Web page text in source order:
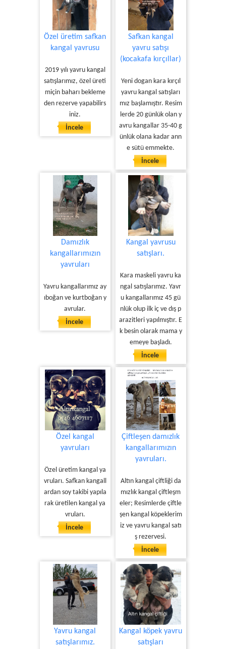
Özel üretim safkan
kangal yavrusu
2019 yılı yavru kangal
satışlarımız, özel üreti
miçin baharı bekleme
den rezerve yapabilirs
iniz.
İncele
Safkan kangal
yavru satışı
(kocakafa kırçıllar)
Yeni dogan kara kırçıl
yavru kangal satışları
mız başlamıştır. Resim
lerde 20 günlük olan y
avru kangallar 35-40 g
ünlük olana kadar ann
e sütü emmekte.
İncele
Damızlık
kangallarımızın
yavruları
Yavru kangallarımız ay
ıboğan ve kurtboğan y
avrular.
İncele
Kangal yavrusu
satışları.
Kara maskeli yavru ka
ngal satışlarımız. Yavr
u kangallarımız 45 gü
nlük olup ilk iç ve dış p
arazitleri yapılmıştır. E
k besin olarak mama y
emeye başladı.
İncele
Özel kangal
yavruları
Özel üretim kangal ya
vruları. Safkan kangall
ardan soy takibi yapıla
rak üretilen kangal ya
vruları.
İncele
Çiftleşen damızlık
kangallarımızın
yavruları.
Altın kangal çiftliği da
mızlık kangal çiftleşm
eler; Resimlerde çiftle
şen kangal köpeklerim
iz ve yavru kangal satı
ş rezervesi.
İncele
Yavru kangal
satışlarımız.
Kangal köpek yavru
satışları